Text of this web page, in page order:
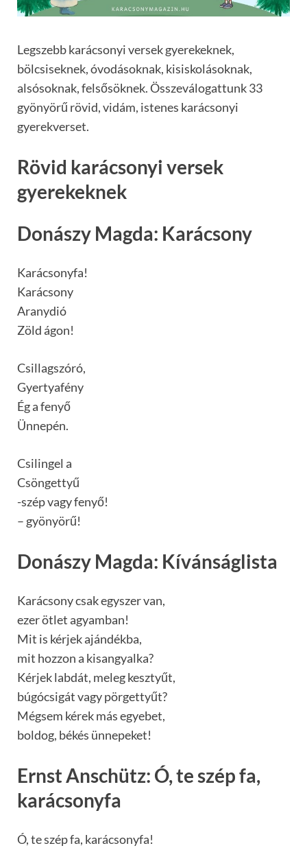
Legszebb karácsonyi versek gyerekeknek,
bölcsiseknek, óvodásoknak, kisiskolásoknak,
alsósoknak, felsősöknek. Összeválogattunk 33
gyönyörű rövid, vidám, istenes karácsonyi
gyerekverset.
Rövid karácsonyi versek
gyerekeknek
Donászy Magda: Karácsony
Karácsonyfa!
Karácsony
Aranydió
Zöld ágon!
Csillagszóró,
Gyertyafény
Ég a fenyő
Ünnepén.
Csilingel a
Csöngettyű
-szép vagy fenyő!
– gyönyörű!
Donászy Magda: Kívánságlista
Karácsony csak egyszer van,
ezer ötlet agyamban!
Mit is kérjek ajándékba,
mit hozzon a kisangyalka?
Kérjek labdát, meleg kesztyűt,
búgócsigát vagy pörgettyűt?
Mégsem kérek más egyebet,
boldog, békés ünnepeket!
Ernst Anschütz: Ó, te szép fa,
karácsonyfa
Ó, te szép fa, karácsonyfa!